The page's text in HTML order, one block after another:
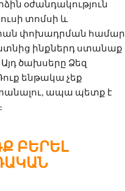
օժանդակություն
տոմսի և
փոխադրման համար
ինքներդ ստանաք
ծախսերը Ձեզ
ենթակա չեք
ապա պետք է
ԲԵՐԵԼ